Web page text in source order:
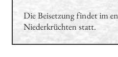
Die Beisetzung findet im
Niederkrüchten statt.